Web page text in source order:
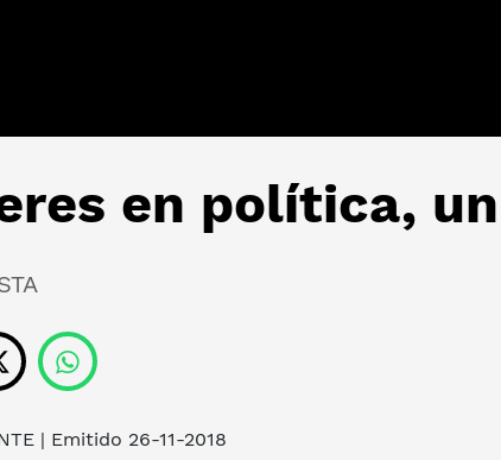
en política,
| Emitido 26-11-2018